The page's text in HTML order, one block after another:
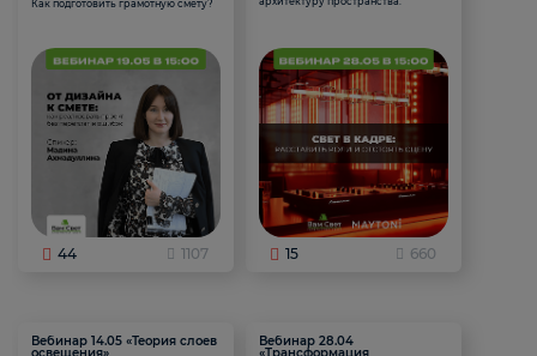
Как подготовить грамотную смету?
44 1107 15 660
Вебинар 14.05 «Теория слоев Вебинар 28.04